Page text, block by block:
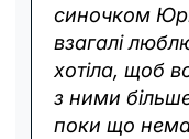
синочком
взагалі
хотіла, щоб
з ними
поки що